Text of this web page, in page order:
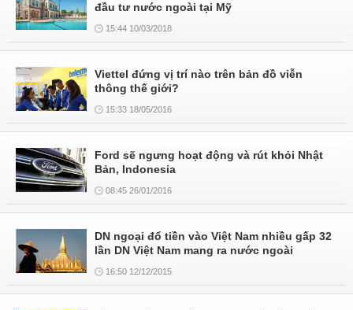
đầu tư nước ngoài tại Mỹ
15:44 10/03/2018
Viettel đứng vị trí nào trên bản đồ viễn
thông thế giới?
15:33 18/05/2016
Ford sẽ ngưng hoạt động và rút khỏi Nhật
Bản, Indonesia
08:45 26/01/2016
DN ngoại đổ tiền vào Việt Nam nhiều gấp 32
lần DN Việt Nam mang ra nước ngoài
16:50 12/12/2015